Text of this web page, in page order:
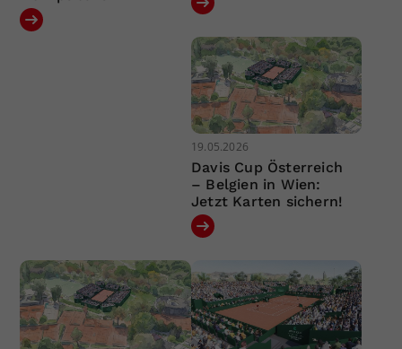
19.05.2026
Davis Cup Österreich
– Belgien in Wien:
Jetzt Karten sichern!